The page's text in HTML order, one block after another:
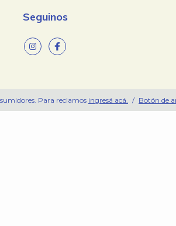
Seguinos
Para reclamos ingresá acá. / Botón de